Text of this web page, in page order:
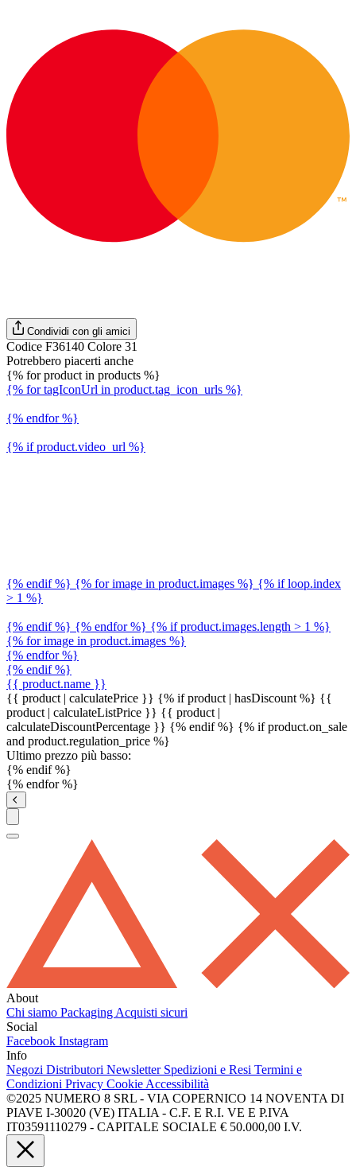
Condividi con gli amici
Codice F36140 Colore 31
Potrebbero piacerti anche
{% for product in products %}
{% for tagIconUrl in product.tag_icon_urls %}
{% endfor %}
{% if product.video_url %}
{% endif %} {% for image in product.images %} {% if loop.index
> 1 %}
{% endif %} {% endfor %} {% if product.images.length > 1 %}
{% for image in product.images %}
{% endfor %}
{% endif %}
{{ product.name }}
{{ product | calculatePrice }} {% if product | hasDiscount %} {{
product | calculateListPrice }} {{ product |
calculateDiscountPercentage }} {% endif %} {% if product.on_sale
and product.regulation_price %}
Ultimo prezzo più basso:
{% endif %}
{% endfor %}
About
Chi siamo Packaging Acquisti sicuri
Social
Facebook Instagram
Info
Negozi Distributori Newsletter Spedizioni e Resi Termini e
Condizioni Privacy Cookie Accessibilità
©2025 NUMERO 8 SRL - VIA COPERNICO 14 NOVENTA DI
PIAVE I-30020 (VE) ITALIA - C.F. E R.I. VE E P.IVA
IT03591110279 - CAPITALE SOCIALE € 50.000,00 I.V.